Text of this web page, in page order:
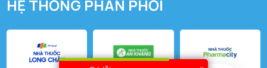
HỆ THỐNG PHÂN PHỐI